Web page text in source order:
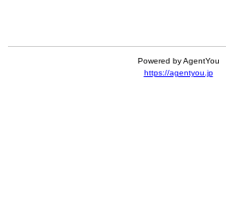
Powered by AgentYou
https://agentyou.jp